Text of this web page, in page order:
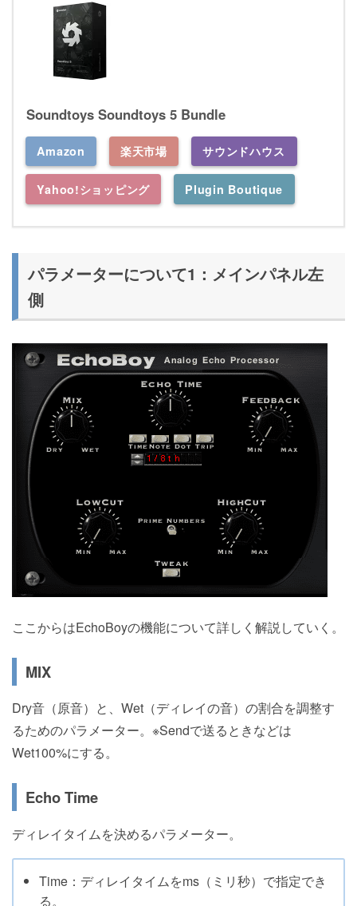
Soundtoys Soundtoys 5 Bundle
Amazon 楽天市場 サウンドハウス
Yahoo!ショッピング Plugin Boutique
パラメーターについて1：メインパネル左
側
ここからはEchoBoyの機能について詳しく解説していく。
MIX
Dry音（原音）と、Wet（ディレイの音）の割合を調整す
るためのパラメーター。※Sendで送るときなどは
Wet100%にする。
Echo Time
ディレイタイムを決めるパラメーター。
Time：ディレイタイムをms（ミリ秒）で指定でき
る。